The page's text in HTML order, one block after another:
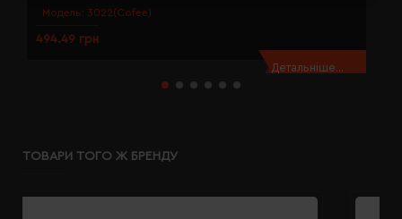
Модель: 3022(Cofee)
494.49 грн
Детальніше...
ТОВАРИ ТОГО Ж БРЕНДУ